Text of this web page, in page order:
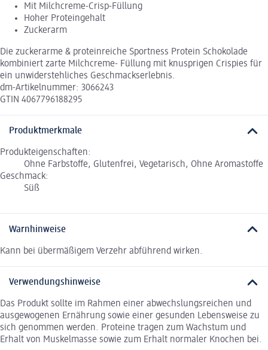
Mit Milchcreme-Crisp-Füllung
Hoher Proteingehalt
Zuckerarm
Die zuckerarme & proteinreiche Sportness Protein Schokolade
kombiniert zarte Milchcreme- Füllung mit knusprigen Crispies für
ein unwiderstehliches Geschmackserlebnis.
dm-Artikelnummer: 3066243
GTIN 4067796188295
Produktmerkmale
Produkteigenschaften:
Ohne Farbstoffe, Glutenfrei, Vegetarisch, Ohne Aromastoffe
Geschmack:
Süß
Warnhinweise
Kann bei übermäßigem Verzehr abführend wirken.
Verwendungshinweise
Das Produkt sollte im Rahmen einer abwechslungsreichen und
ausgewogenen Ernährung sowie einer gesunden Lebensweise zu
sich genommen werden. Proteine tragen zum Wachstum und
Erhalt von Muskelmasse sowie zum Erhalt normaler Knochen bei.